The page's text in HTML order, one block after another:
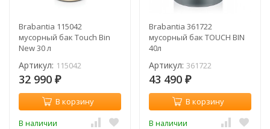
Brabantia 115042
мусорный бак Touch Bin
New 30 л
Артикул: 115042
32 990 ₽
В корзину
В наличии
Brabantia 361722
мусорный бак TOUCH BIN
40л
Артикул: 361722
43 490 ₽
В корзину
В наличии